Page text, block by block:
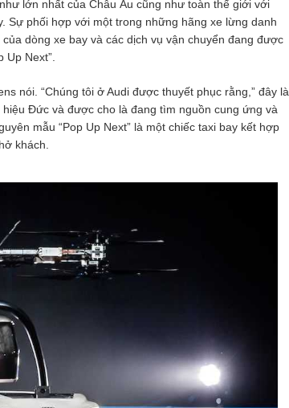
lớn nhất của Châu Âu cũng như toàn thế giới với
Sự phối hợp với một trong những hãng xe lừng danh
dòng xe bay và các dịch vụ vận chuyển đang được
Next”.
nói. “Chúng tôi ở Audi được thuyết phục rằng,” đây là
Đức và được cho là đang tìm nguồn cung ứng và
mẫu “Pop Up Next” là một chiếc taxi bay kết hợp
khách.